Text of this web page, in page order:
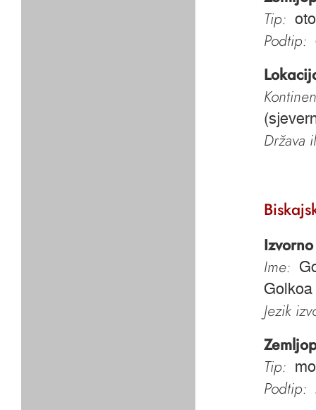
Tip:
Podtip:
Država
Ime:
Golkoa
Jezik
Tip:
Podtip: